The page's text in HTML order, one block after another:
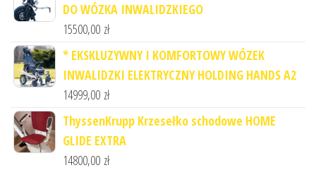
DO WÓZKA INWALIDZKIEGO
15500,00 zł
* EKSKLUZYWNY I KOMFORTOWY WÓZEK
INWALIDZKI ELEKTRYCZNY HOLDING HANDS A2
14999,00 zł
ThyssenKrupp Krzesełko schodowe HOME
GLIDE EXTRA
14800,00 zł